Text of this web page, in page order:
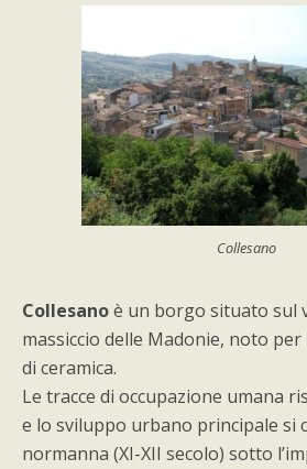
Collesano
Collesanoè un borgo situato sul
massiccio delle Madonie, noto
di ceramica.
Le tracce di occupazione umana
e lo sviluppo urbano principale si
normanna (XI-XII secolo) sotto